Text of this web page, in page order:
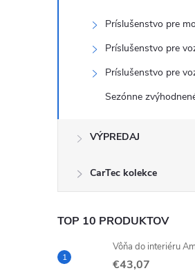
Príslušenstvo pre
Príslušenstvo pre
Príslušenstvo pre
Sezónne
VÝPREDAJ
CarTec kolekce
TOP 10 PRODUKTOV
Vôňa do interiéru
€43,07